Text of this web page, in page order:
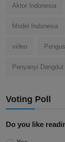
Aktor Indonesia
Model Indonesia
video
Penyanyi Dangdut
Voting Poll
Do you like